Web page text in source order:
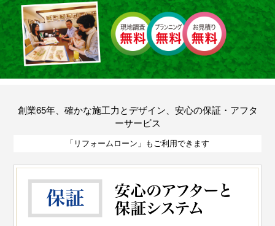
創業65年、確かな施工力とデザイン、安心の保証・アフタ
ーサービス
「リフォームローン」もご利用できます